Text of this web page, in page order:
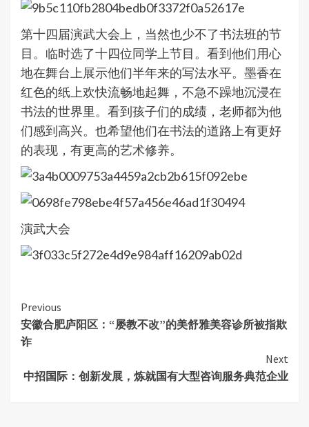
第十四届演武大会上，当然也少不了书法班的节
目。临时选了十四位同学上节目。看到他们用心
地在舞台上展示他们半年来的写法水平。墨香在
红色的纸上欢快流畅地起舞，不急不躁地沉浸在
书法的世界里。看到孩子们的成绩，老师都为他
们感到高兴。也希望他们在书法的道路上有更好
的表现，有更高的艺术修养。
演武大会
Continue
Reading
Previous
安徽合肥庐阳区：“屡教不改”的美舒雅美容诊所被指欺
诈
Next
中招国际：创新发展，炼就国有大型咨询服务典范企业